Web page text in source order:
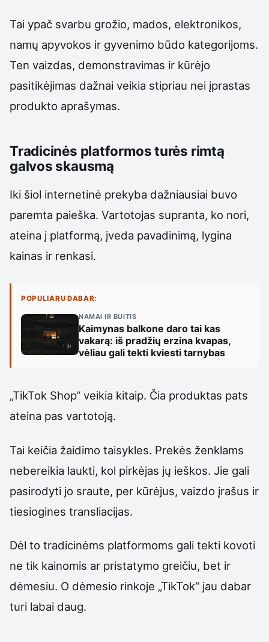
Tai ypač svarbu grožio, mados, elektronikos,
namų apyvokos ir gyvenimo būdo kategorijoms.
Ten vaizdas, demonstravimas ir kūrėjo
pasitikėjimas dažnai veikia stipriau nei įprastas
produkto aprašymas.
Tradicinės platformos turės rimtą
galvos skausmą
Iki šiol internetinė prekyba dažniausiai buvo
paremta paieška. Vartotojas supranta, ko nori,
ateina į platformą, įveda pavadinimą, lygina
kainas ir renkasi.
POPULIARU DABAR:
NAMAI IR BUITIS
Kaimynas balkone daro tai kas
vakarą: iš pradžių erzina kvapas,
vėliau gali tekti kviesti tarnybas
„TikTok Shop“ veikia kitaip. Čia produktas pats
ateina pas vartotoją.
Tai keičia žaidimo taisykles. Prekės ženklams
nebereikia laukti, kol pirkėjas jų ieškos. Jie gali
pasirodyti jo sraute, per kūrėjus, vaizdo įrašus ir
tiesiogines transliacijas.
Dėl to tradicinėms platformoms gali tekti kovoti
ne tik kainomis ar pristatymo greičiu, bet ir
dėmesiu. O dėmesio rinkoje „TikTok“ jau dabar
turi labai daug.